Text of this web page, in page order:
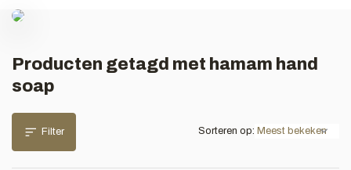
Producten getagd met hamam hand
soap
Filter Sorteren op: